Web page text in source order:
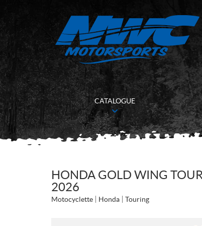
CATALOGUE
HONDA GOLD WING
2026
Motocyclette Honda Touring